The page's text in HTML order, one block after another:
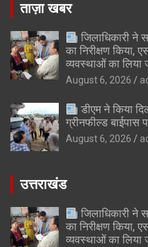
ताज़ा खबर
जिलाधिकारी ने
का निरीक्षण किया,
व्यवस्थाओं का लिया
August 6, 2026
डीएम ने किया
ग्रीनफील्ड बाईपास
August 6, 2026
उत्तराखंड
जिलाधिकारी ने
का निरीक्षण किया,
व्यवस्थाओं का लिया